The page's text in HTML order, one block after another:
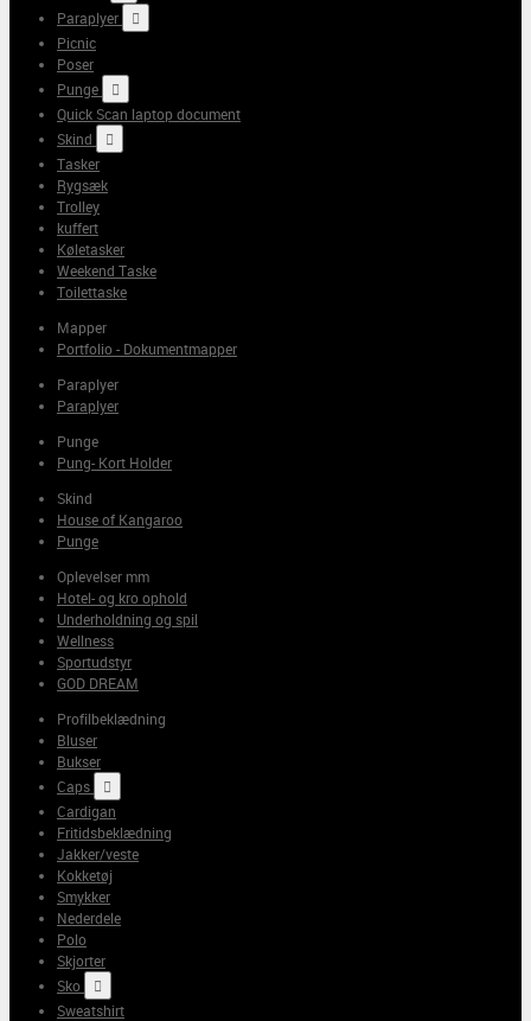
Paraplyer

Picnic
Poser
Punge

Quick Scan laptop document
Skind

Tasker
Rygsæk
Trolley
kuffert
Køletasker
Weekend Taske
Toilettaske
Mapper
Portfolio - Dokumentmapper
Paraplyer
Paraplyer
Punge
Pung- Kort Holder
Skind
House of Kangaroo
Punge
Oplevelser mm
Hotel- og kro ophold
Underholdning og spil
Wellness
Sportudstyr
GOD DREAM
Profilbeklædning
Bluser
Bukser
Caps

Cardigan
Fritidsbeklædning
Jakker/veste
Kokketøj
Smykker
Nederdele
Polo
Skjorter
Sko

Sweatshirt